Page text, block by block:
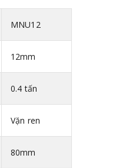
MNU12
12mm
0.4 tấn
Vặn ren
80mm